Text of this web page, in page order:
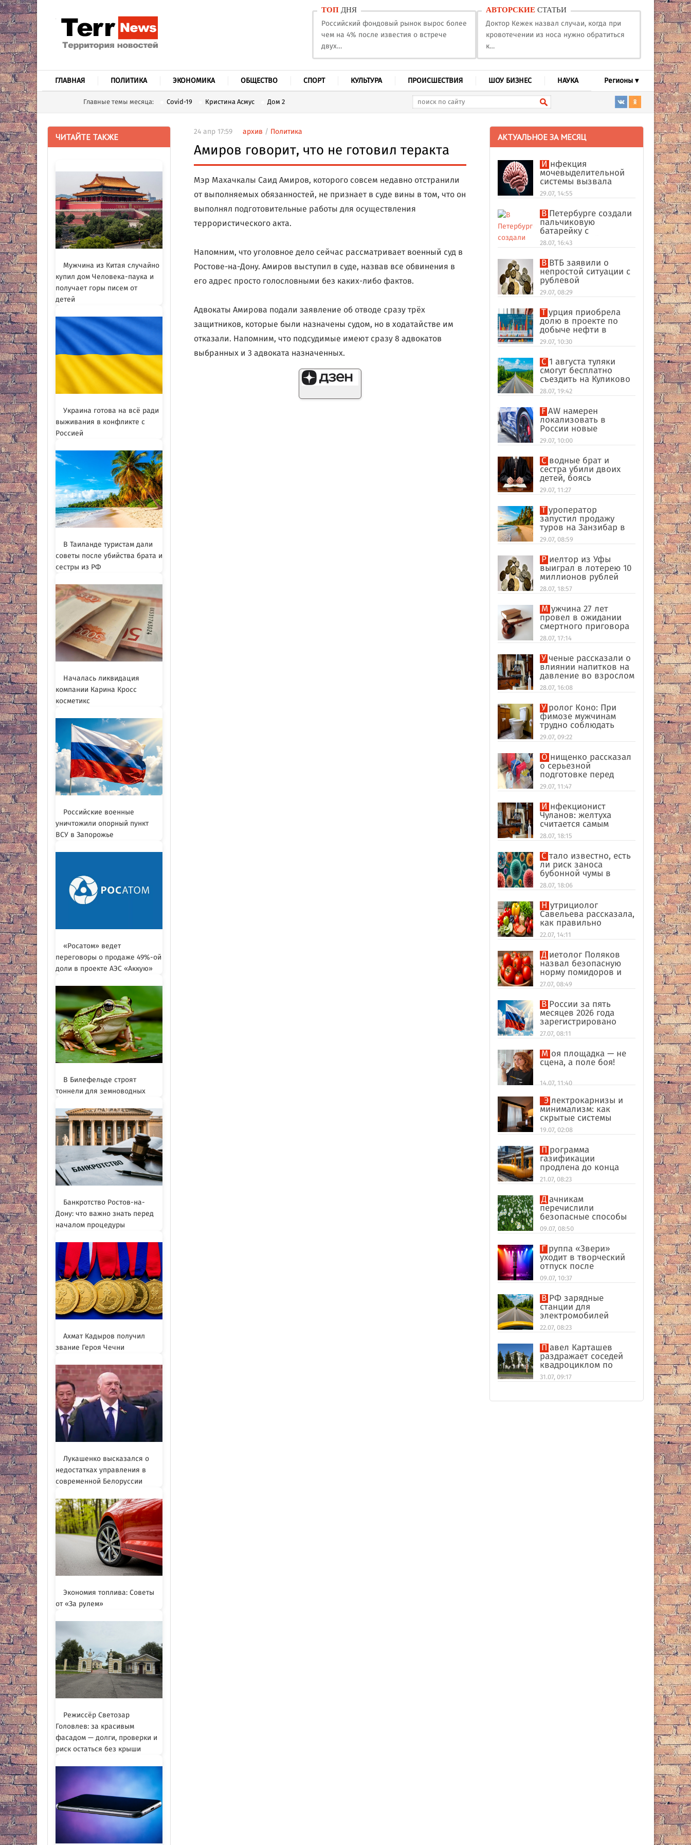
ТОП ДНЯ
Российский фондовый рынок вырос более
чем на 4% после известия о встрече
двух…
АВТОРСКИЕ СТАТЬИ
Доктор Кежек назвал случаи, когда при
кровотечении из носа нужно обратиться
к…
ГЛАВНАЯ ПОЛИТИКА ЭКОНОМИКА ОБЩЕСТВО СПОРТ КУЛЬТУРА ПРОИСШЕСТВИЯ ШОУ БИЗНЕС НАУКА Регионы ▾
Главные темы месяца: Covid-19 Кристина Асмус Дом 2
ЧИТАЙТЕ ТАКЖЕ
Мужчина из Китая случайно
купил дом Человека-паука и
получает горы писем от
детей
Украина готова на всё ради
выживания в конфликте с
Россией
В Таиланде туристам дали
советы после убийства брата и
сестры из РФ
Началась ликвидация
компании Карина Кросс
косметикс
Российские военные
уничтожили опорный пункт
ВСУ в Запорожье
«Росатом» ведет
переговоры о продаже 49%-ой
доли в проекте АЭС «Аккую»
В Билефельде строят
тоннели для земноводных
Банкротство Ростов-на-
Дону: что важно знать перед
началом процедуры
Ахмат Кадыров получил
звание Героя Чечни
Лукашенко высказался о
недостатках управления в
современной Белоруссии
Экономия топлива: Советы
от «За рулем»
Режиссёр Светозар
Головлев: за красивым
фасадом — долги, проверки и
риск остаться без крыши
24 апр 17:59 архив / Политика
Амиров говорит, что не готовил теракта
Мэр Махачкалы Саид Амиров, которого совсем недавно отстранили
от выполняемых обязанностей, не признает в суде вины в том, что он
выполнял подготовительные работы для осуществления
террористического акта.
Напомним, что уголовное дело сейчас рассматривает военный суд в
Ростове-на-Дону. Амиров выступил в суде, назвав все обвинения в
его адрес просто голословными без каких-либо фактов.
Адвокаты Амирова подали заявление об отводе сразу трёх
защитников, которые были назначены судом, но в ходатайстве им
отказали. Напомним, что подсудимые имеют сразу 8 адвокатов
выбранных и 3 адвоката назначенных.
АКТУАЛЬНОЕ ЗА МЕСЯЦ
Инфекция
мочевыделительной
системы вызвала
абсцесс мозга у
американки
29.07, 14:55
В Петербурге создали
пальчиковую
батарейку с
беспроводной
зарядкой
28.07, 16:43
В ВТБ заявили о
непростой ситуации с
рублевой
ликвидностью в
банковском секторе
29.07, 08:29
Турция приобрела
долю в проекте по
добыче нефти в
иракском Киркуке
29.07, 10:30
С 1 августа туляки
смогут бесплатно
съездить на Куликово
поле
28.07, 19:42
FAW намерен
локализовать в
России новые
кроссоверы
29.07, 10:00
Сводные брат и
сестра убили двоих
детей, боясь
разоблачения инцеста
29.07, 11:27
Туроператор
запустил продажу
туров на Занзибар в
качестве
альтернативы Турции
29.07, 08:59
Риелтор из Уфы
выиграл в лотерею 10
миллионов рублей
28.07, 18:57
Мужчина 27 лет
провел в ожидании
смертного приговора
из-за поддельных
улик в США
28.07, 17:14
Ученые рассказали о
влиянии напитков на
давление во взрослом
возрасте
28.07, 16:08
Уролог Коно: При
фимозе мужчинам
трудно соблюдать
интимную гигиену
29.07, 09:22
Онищенко рассказал
о серьезной
подготовке перед
отпуском в
экзотические страны
29.07, 11:47
Инфекционист
Чуланов: желтуха
считается самым
главным признаком
гепатита
28.07, 18:15
Стало известно, есть
ли риск заноса
бубонной чумы в
Россию
28.07, 18:06
Нутрициолог
Савельева рассказала,
как правильно
формировать
пищевые привычки
22.07, 14:11
Диетолог Поляков
назвал безопасную
норму помидоров и
огурцов
27.07, 08:49
В России за пять
месяцев 2026 года
зарегистрировано
рекордное число
иностранных
компаний
27.07, 08:11
Моя площадка — не
сцена, а поле боя!
14.07, 11:40
Электрокарнизы и
минимализм: как
скрытые системы
делают интерьер
дороже
19.07, 02:08
Программа
газификации
продлена до конца
2026 года
21.07, 08:23
Дачникам
перечислили
безопасные способы
избавиться от тли
09.07, 08:50
Группа «Звери»
уходит в творческий
отпуск после
завершающего
концерта в
«Лужниках»
09.07, 10:37
В РФ зарядные
станции для
электромобилей
оказались на грани
перегрузки
22.07, 08:23
Павел Карташев
раздражает соседей
квадроциклом по
выходным под Тверью
31.07, 09:17